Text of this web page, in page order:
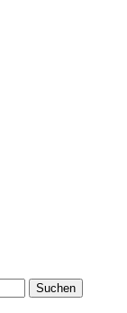
Suchen